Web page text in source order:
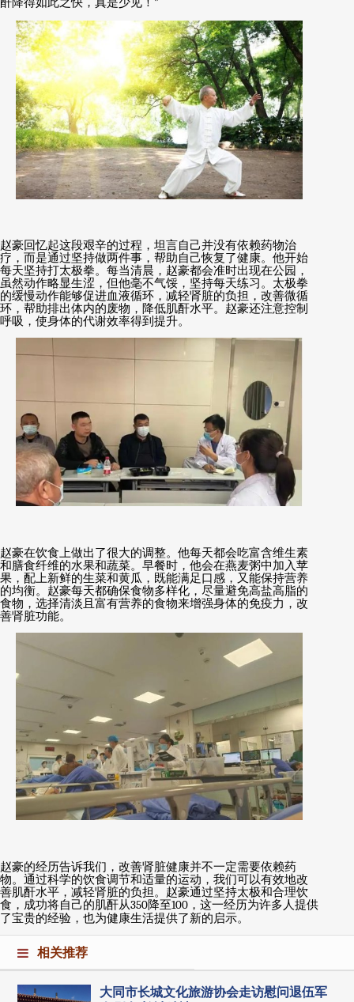
酐降得如此之快，真是少见！ ”
赵豪回忆起这段艰辛的过程，坦言自己并没有依赖药物治
疗，而是通过坚持做两件事，帮助自己恢复了健康。他开始
每天坚持打太极拳。每当清晨，赵豪都会准时出现在公园，
虽然动作略显生涩，但他毫不气馁，坚持每天练习。太极拳
的缓慢动作能够促进血液循环，减轻肾脏的负担，改善微循
环，帮助排出体内的废物，降低肌酐水平。赵豪还注意控制
呼吸，使身体的代谢效率得到提升。
赵豪在饮食上做出了很大的调整。他每天都会吃富含维生素
和膳食纤维的水果和蔬菜。早餐时，他会在燕麦粥中加入苹
果，配上新鲜的生菜和黄瓜，既能满足口感，又能保持营养
的均衡。赵豪每天都确保食物多样化，尽量避免高盐高脂的
食物，选择清淡且富有营养的食物来增强身体的免疫力，改
善肾脏功能。
赵豪的经历告诉我们，改善肾脏健康并不一定需要依赖药
物。通过科学的饮食调节和适量的运动，我们可以有效地改
善肌酐水平，减轻肾脏的负担。赵豪通过坚持太极和合理饮
食，成功将自己的肌酐从350降至100 ，这一经历为许多人提供
了宝贵的经验，也为健康生活提供了新的启示。
相关推荐
大同市长城文化旅游协会走访慰问退伍军